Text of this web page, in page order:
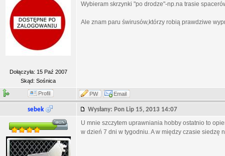
Dołączyła: 15 Paź 2007
Skąd: Sośnica
Wybieram skrzynki "po drodze"-np.na trasie
Ale znam paru świrusów,którzy robią prawdziwe
Profil PW Email
sebek Wysłany: Pon Lip 15, 2013 14:07
U mnie szczytem uprawniania hobby ostatnio to
w dzień 7 dni w tygodniu. A w między czasie siedzę